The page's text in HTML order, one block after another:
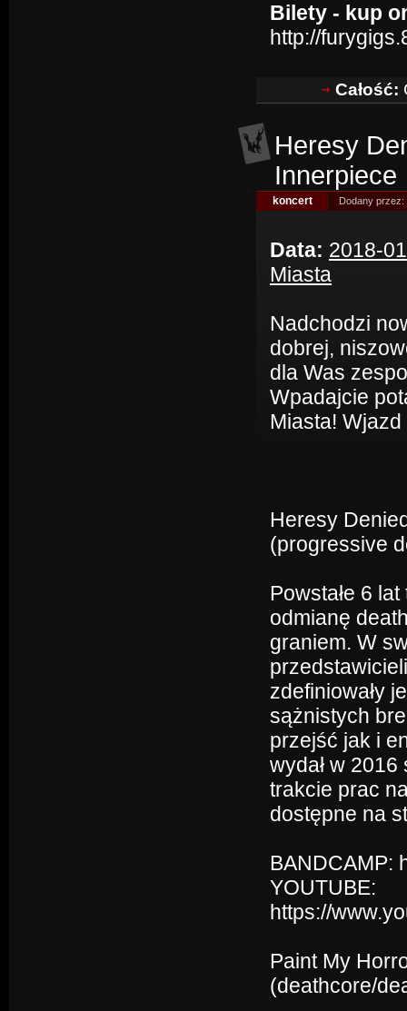
Bilety - kup
http://
Całość:
Heresy
Innerpiece
koncert Dodany przez:
Data: 2018-
Miasta
Nadchodzi
dobrej,
dla Was
Wpadajcie
Miasta!
Heresy
(progressive
Powstałe 6
odmianę
graniem. W
zdefiniowały
sążnistych
przejść jak i
wydał w
trakcie prac
dostępne na
BANDCAMP:
YOUTUBE:
https://
Paint My
(deathcore/